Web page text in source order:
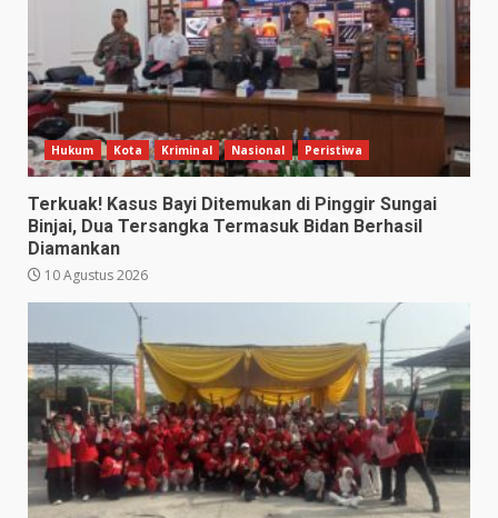
Hukum Kota Kriminal Nasional Peristiwa
Terkuak! Kasus Bayi Ditemukan di Pinggir Sungai
Binjai, Dua Tersangka Termasuk Bidan Berhasil
Diamankan
10 Agustus 2026